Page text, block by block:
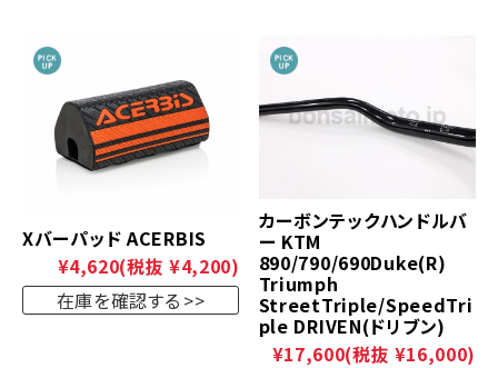
Xバーパッド ACERBIS
¥4,620(税抜 ¥4,200)
在庫を確認する
カーボンテックハンドルバ
ー KTM
890/790/690Duke(R)
Triumph
StreetTriple/SpeedTri
ple DRIVEN(ドリブン)
¥17,600(税抜 ¥16,000)